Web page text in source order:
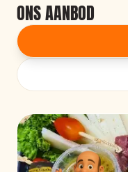
ONS AANBOD